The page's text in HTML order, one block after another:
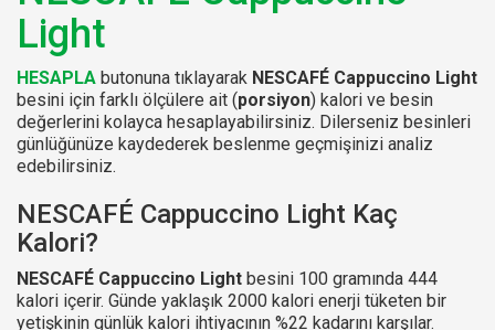
Light
HESAPLA butonuna tıklayarak NESCAFÉ Cappuccino Light
besini için farklı ölçülere ait (porsiyon) kalori ve besin
değerlerini kolayca hesaplayabilirsiniz. Dilerseniz besinleri
günlüğünüze kaydederek beslenme geçmişinizi analiz
edebilirsiniz.
NESCAFÉ Cappuccino Light Kaç
Kalori?
NESCAFÉ Cappuccino Light besini 100 gramında 444
kalori içerir. Günde yaklaşık 2000 kalori enerji tüketen bir
yetişkinin günlük kalori ihtiyacının %22 kadarını karşılar.